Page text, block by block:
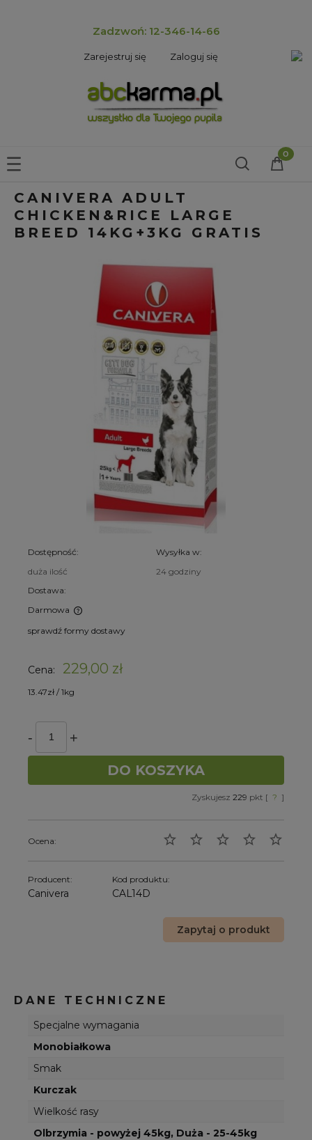
Zadzwoń: 12-346-14-66
Zarejestruj się Zaloguj się
CANIVERA ADULT
CHICKEN&RICE LARGE
BREED 14KG+3KG GRATIS
Dostępność:
duża ilość
Wysyłka w:
24 godziny
Dostawa:
Darmowa
Cena nie zawiera ewentualnych kosztów płatności
sprawdź formy dostawy
Cena: 229,00 zł
13.47zł / 1kg
DO KOSZYKA
Zyskujesz 229 pkt [ ? ]
Ocena:
Producent:
Canivera
Kod produktu:
CAL14D
Zapytaj o produkt
DANE TECHNICZNE
Specjalne wymagania
Monobiałkowa
Smak
Kurczak
Wielkość rasy
Olbrzymia - powyżej 45kg, Duża - 25-45kg